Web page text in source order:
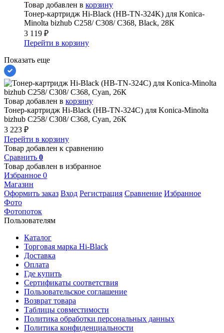
Товар добавлен в корзину
Тонер-картридж Hi-Black (HB-TN-324K) для Konica-
Minolta bizhub C258/ C308/ C368, Black, 28К
3 119 ₽
Перейти в корзину
Показать еще
Товар добавлен в корзину
Тонер-картридж Hi-Black (HB-TN-324C) для Konica-Minolta
bizhub C258/ C308/ C368, Cyan, 26К
3 223 ₽
Перейти в корзину
Товар добавлен к сравнению
Сравнить 0
Товар добавлен в избранное
Избранное 0
Магазин
Оформить заказ Вход Регистрация Сравнение Избранное
Фото
Фотопоток
Пользователям
Каталог
Торговая марка Hi-Black
Доставка
Оплата
Где купить
Сертификаты соответствия
Пользовательское соглашение
Возврат товара
Таблицы совместимости
Политика обработки персональных данных
Политика конфиденциальности